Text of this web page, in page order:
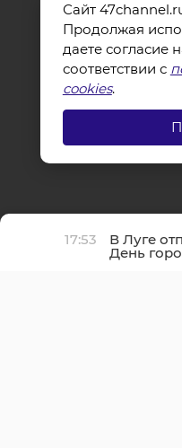
17:53 В Луге
День
детства»
Сайт
Продолжая
даете согласие
соответствии с
cookies.